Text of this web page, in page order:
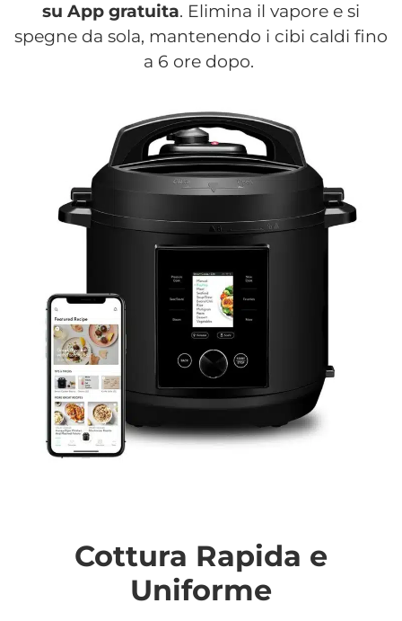
su App gratuita. Elimina il vapore e si
spegne da sola, mantenendo i cibi caldi fino
a 6 ore dopo.
Cottura Rapida e
Uniforme